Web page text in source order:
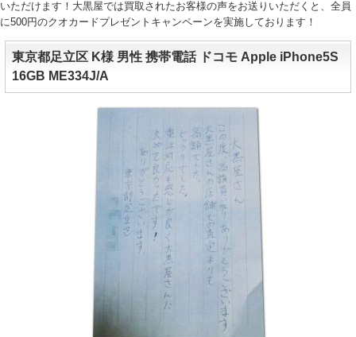
いただけます！大黒屋では買取されたお客様の声をお送りいただくと、全員
に500円のクオカードプレゼントキャンペーンを実施しております！
東京都足立区 K様 男性 携帯電話 ドコモ Apple iPhone5S
16GB ME334J/A